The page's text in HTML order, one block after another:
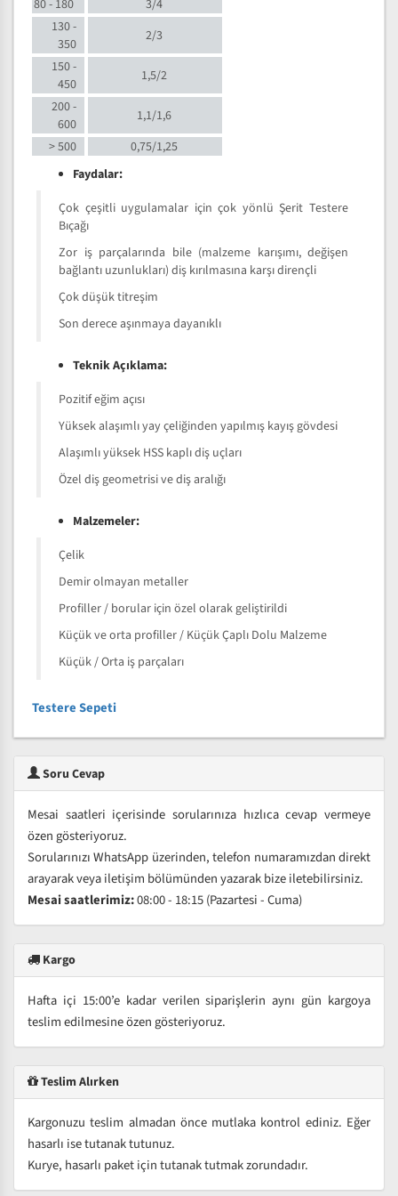
80 - 180
3/4
130 -
350
2/3
150 -
450
1,5/2
200 -
600
1,1/1,6
> 500
0,75/1,25
Faydalar:
Çok çeşitli uygulamalar için çok yönlü Şerit Testere
Bıçağı
Zor iş parçalarında bile (malzeme karışımı, değişen
bağlantı uzunlukları) diş kırılmasına karşı dirençli
Çok düşük titreşim
Son derece aşınmaya dayanıklı
Teknik Açıklama:
Pozitif eğim açısı
Yüksek alaşımlı yay çeliğinden yapılmış kayış gövdesi
Alaşımlı yüksek HSS kaplı diş uçları
Özel diş geometrisi ve diş aralığı
Malzemeler:
Çelik
Demir olmayan metaller
Profiller / borular için özel olarak geliştirildi
Küçük ve orta profiller / Küçük Çaplı Dolu Malzeme
Küçük / Orta iş parçaları
Testere Sepeti
Soru Cevap
Mesai saatleri içerisinde sorularınıza hızlıca cevap vermeye
özen gösteriyoruz.
Sorularınızı WhatsApp üzerinden, telefon numaramızdan direkt
arayarak veya iletişim bölümünden yazarak bize iletebilirsiniz.
Mesai saatlerimiz:08:00 - 18:15 (Pazartesi - Cuma)
Kargo
Hafta içi 15:00’e kadar verilen siparişlerin aynı gün kargoya
teslim edilmesine özen gösteriyoruz.
Teslim Alırken
Kargonuzu teslim almadan önce mutlaka kontrol ediniz. Eğer
hasarlı ise tutanak tutunuz.
Kurye, hasarlı paket için tutanak tutmak zorundadır.